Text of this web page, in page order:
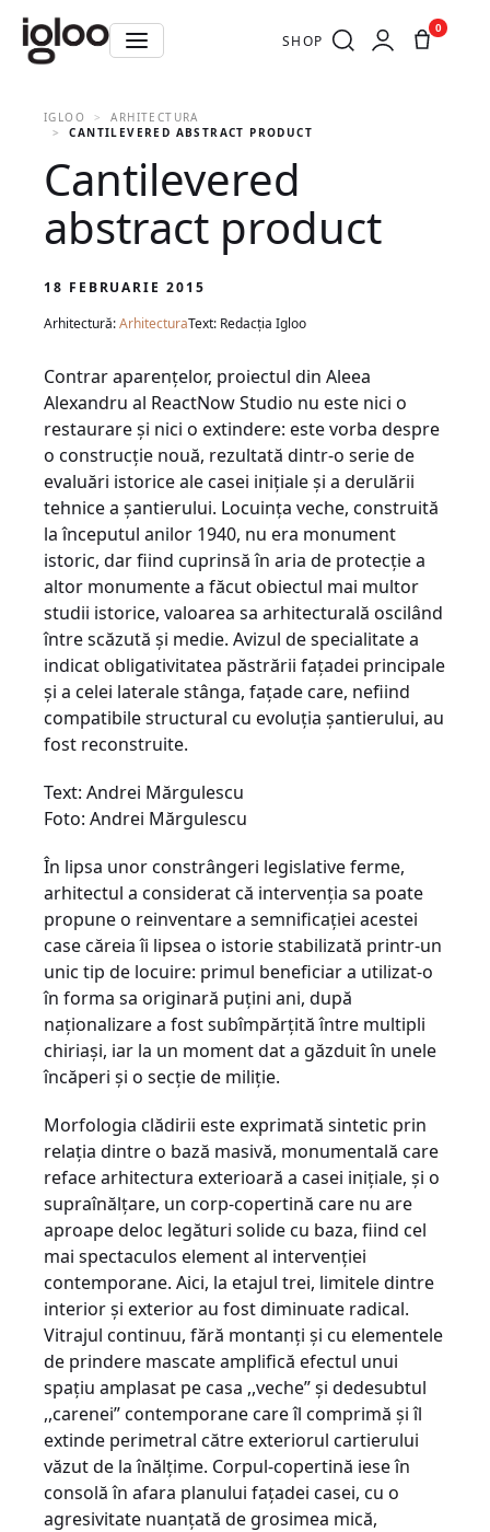
SHOP
0
IGLOO
ARHITECTURA
CANTILEVERED ABSTRACT PRODUCT
Cantilevered
abstract product
18 FEBRUARIE 2015
Arhitectură:ArhitecturaText: Redacția Igloo
Contrar aparențelor, proiectul din Aleea
Alexandru al ReactNow Studio nu este nici o
restaurare şi nici o extindere: este vorba despre
o construcţie nouă, rezultată dintr-o serie de
evaluări istorice ale casei iniţiale şi a derulării
tehnice a şantierului. Locuinţa veche, construită
la începutul anilor 1940, nu era monument
istoric, dar fiind cuprinsă în aria de protecţie a
altor monumente a făcut obiectul mai multor
studii istorice, valoarea sa arhitecturală oscilând
între scăzută şi medie. Avizul de specialitate a
indicat obligativitatea păstrării faţadei principale
şi a celei laterale stânga, faţade care, nefiind
compatibile structural cu evoluţia şantierului, au
fost reconstruite.
Text: Andrei Mărgulescu
Foto: Andrei Mărgulescu
În lipsa unor constrângeri legislative ferme,
arhitectul a considerat că intervenţia sa poa­te
propune o reinventare a semnificaţiei aces­tei
case căreia îi lipsea o istorie stabili­za­tă printr-un
unic tip de locuire: primul be­neficiar a utilizat-o
în forma sa originară pu­ţini ani, după
naţionalizare a fost subîm­păr­ţită între multipli
chiriaşi, iar la un moment dat a găzduit în unele
încăperi şi o secţie de miliţie.
Morfologia clădirii este exprimată sin­tetic prin
relaţia dintre o bază masivă, mo­numentală care
reface arhitectura exterioară a casei iniţiale, şi o
supraînălţare, un corp-copertină care nu are
aproape deloc legături solide cu baza, fiind cel
mai spec­taculos element al intervenţiei
contemporane. Aici, la etajul trei, limitele dintre
interior şi exterior au fost diminuate radical.
Vitrajul continuu, fără montanţi şi cu elementele
de prindere mascate amplifică efectul unui
spaţiu amplasat pe casa ,,veche” şi dedesubtul
,,carenei” contemporane care îl comprimă şi îl
extinde perimetral către exteriorul cartierului
văzut de la înălţime. Cor­pul-copertină iese în
consolă în afara planului faţadei casei, cu o
agresivitate nuanţată de grosimea mică,